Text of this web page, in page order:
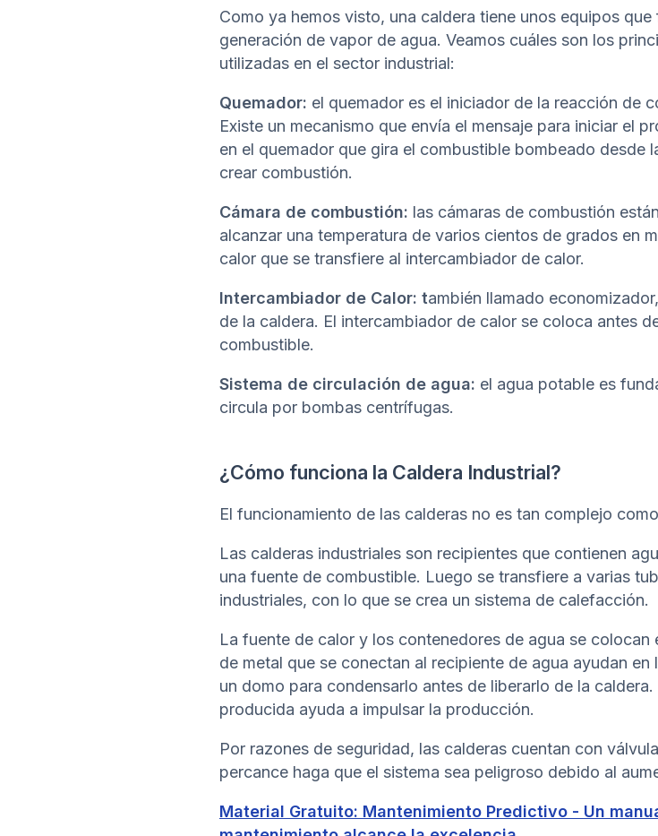
Como ya hemos visto, una caldera tiene unos equipos
generación de vapor de agua. Veamos cuáles son los
utilizadas en el sector industrial:
Quemador: el quemador es el iniciador de la reacción de
Existe un mecanismo que envía el mensaje para iniciar el
en el quemador que gira el combustible bombeado desde
crear combustión.
Cámara de combustión: las cámaras de combustión
alcanzar una temperatura de varios cientos de grados en
calor que se transfiere al intercambiador de calor.
Intercambiador de Calor: también llamado
de la caldera. El intercambiador de calor se coloca antes
combustible.
Sistema de circulación de agua: el agua potable es
circula por bombas centrífugas.
¿Cómo funciona la Caldera Industrial?
El funcionamiento de las calderas no es tan complejo
Las calderas industriales son recipientes que contienen
una fuente de combustible. Luego se transfiere a varias
industriales, con lo que se crea un sistema de calefacción.
La fuente de calor y los contenedores de agua se
de metal que se conectan al recipiente de agua ayudan
un domo para condensarlo antes de liberarlo de la
producida ayuda a impulsar la producción.
Por razones de seguridad, las calderas cuentan con
percance haga que el sistema sea peligroso debido al
Material Gratuito: Mantenimiento Predictivo - Un